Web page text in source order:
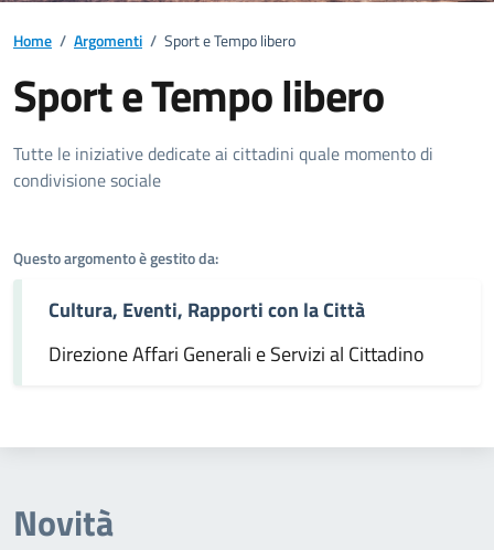
Home / Argomenti / Sport e Tempo libero
Sport e Tempo libero
Dettagli dell'argomento
Tutte le iniziative dedicate ai cittadini quale momento di
condivisione sociale
Questo argomento è gestito da:
Cultura, Eventi, Rapporti con la Città
Direzione Affari Generali e Servizi al Cittadino
Novità